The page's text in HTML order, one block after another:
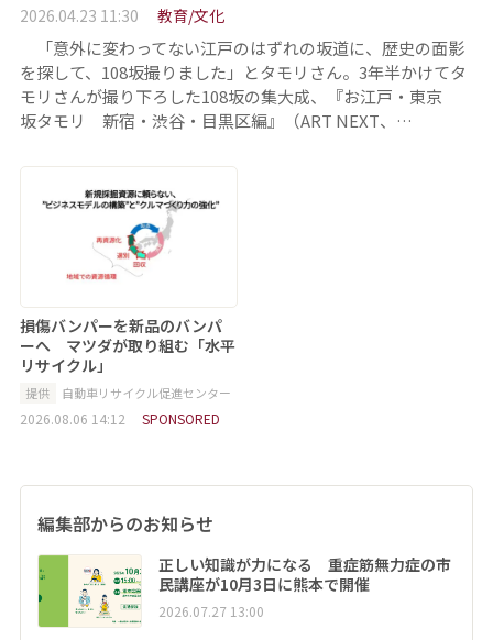
2026.04.23 11:30 教育/文化
「意外に変わってない江戸のはずれの坂道に、歴史の面影
を探して、108坂撮りました」とタモリさん。3年半かけてタ
モリさんが撮り下ろした108坂の集大成、『お江戸・東京
坂タモリ 新宿・渋谷・目黒区編』（ART NEXT、…
損傷バンパーを新品のバンパ
ーへ マツダが取り組む「水平
リサイクル」
提供 自動車リサイクル促進センター
2026.08.06 14:12 SPONSORED
編集部からのお知らせ
正しい知識が力になる 重症筋無力症の市
民講座が10月3日に熊本で開催
2026.07.27 13:00